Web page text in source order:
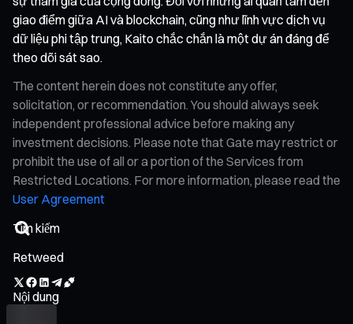
giao điểm giữa AI và blockchain, cũng như lĩnh vực dịch vụ
dữ liệu phi tập trung, Kaito chắc chắn là một dự án đáng để
theo dõi sát sao.
The content herein does not constitute any offer,
solicitation, or recommendation. You should always seek
independent professional advice before making any
investment decisions. Please note that Gate may restrict or
prohibit the use of all or a portion of the Services from
Restricted Locations. For more information, please read the
User Agreement
Retweed
Nội dung